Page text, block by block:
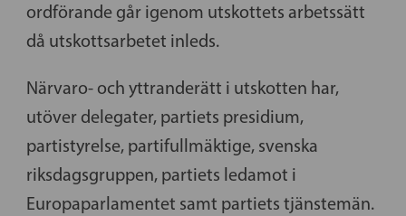
ordförande går igenom utskottets arbetssätt
då utskottsarbetet inleds.
Närvaro- och yttranderätt i utskotten har,
utöver delegater, partiets presidium,
partistyrelse, partifullmäktige, svenska
riksdagsgruppen, partiets ledamot i
Europaparlamentet samt partiets tjänstemän.